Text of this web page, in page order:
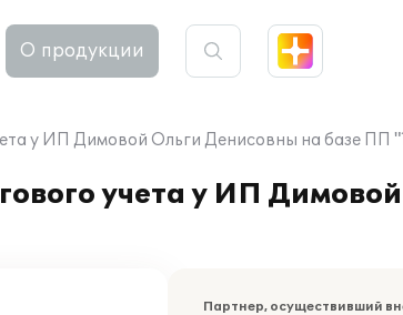
О продукции
у ИП Димовой Ольги Денисовны на базе ПП
учета у ИП
Партнер, осуществивший